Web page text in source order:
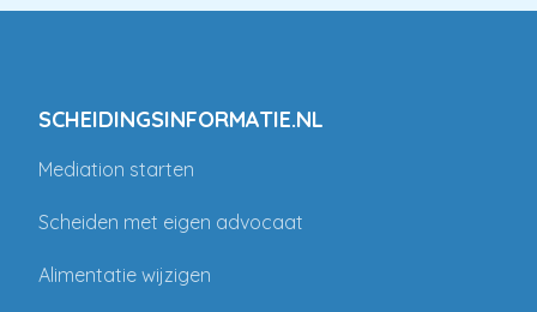
SCHEIDINGSINFORMATIE.NL
Mediation starten
Scheiden met eigen advocaat
Alimentatie wijzigen